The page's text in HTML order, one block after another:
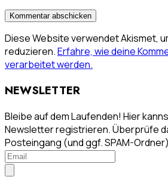
Diese Website verwendet Akismet,
reduzieren.Erfahre, wie deine
verarbeitet werden.
NEWSLETTER
Bleibe auf dem Laufenden! Hier
Newsletter registrieren. Überprüfe
Posteingang (und ggf. SPAM-